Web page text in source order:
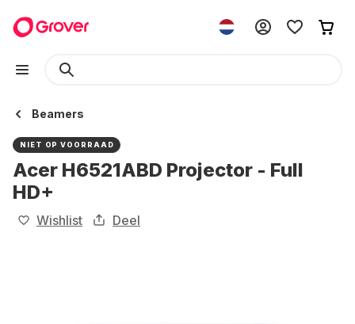
Beamers
NIET OP VOORRAAD
Acer H6521ABD Projector - Full
HD+
Wishlist Deel